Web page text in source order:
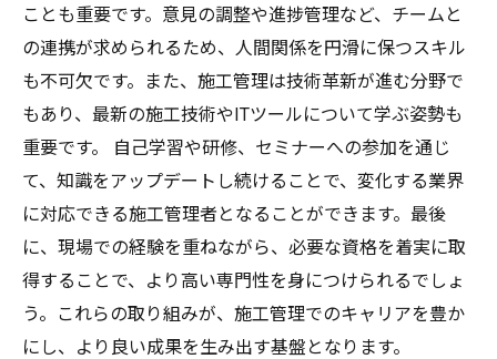
ことも重要です。意見の調整や進捗管理など、チームと
の連携が求められるため、人間関係を円滑に保つスキル
も不可欠です。また、施工管理は技術革新が進む分野で
もあり、最新の施工技術やITツールについて学ぶ姿勢も
重要です。 自己学習や研修、セミナーへの参加を通じ
て、知識をアップデートし続けることで、変化する業界
に対応できる施工管理者となることができます。最後
に、現場での経験を重ねながら、必要な資格を着実に取
得することで、より高い専門性を身につけられるでしょ
う。これらの取り組みが、施工管理でのキャリアを豊か
にし、より良い成果を生み出す基盤となります。